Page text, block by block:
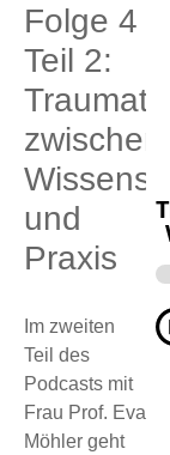
Folge 4
Teil 2:
zwischen
und
Praxis
Im zweiten
Teil des
Podcasts mit
Frau Prof. Eva
Möhler geht